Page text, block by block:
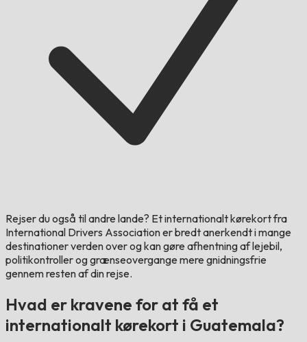
Rejser du også til andre lande? Et internationalt kørekort fra
International Drivers Association er bredt anerkendt i mange
destinationer verden over og kan gøre afhentning af lejebil,
politikontroller og grænseovergange mere gnidningsfrie
gennem resten af din rejse.
Hvad er kravene for at få et
internationalt kørekort i Guatemala?